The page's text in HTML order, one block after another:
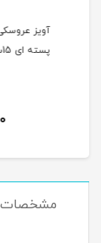
آویز
پسته ای 15س
مشخصات